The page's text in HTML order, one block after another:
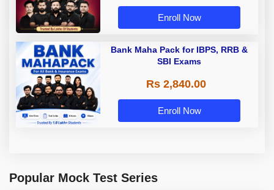
Enroll Now
Bank Maha Pack for IBPS, RRB &
SBI Exams
Rs 2,840.00
Enroll Now
Popular Mock Test Series